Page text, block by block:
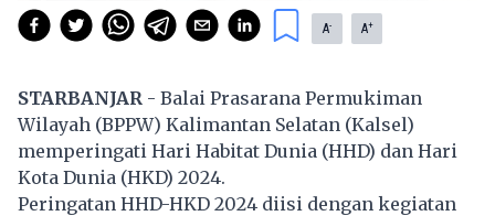
A- A+
STARBANJAR - Balai Prasarana Permukiman
Wilayah (BPPW) Kalimantan Selatan (Kalsel)
memperingati Hari Habitat Dunia (HHD) dan Hari
Kota Dunia (HKD) 2024.
Peringatan HHD-HKD 2024 diisi dengan kegiatan